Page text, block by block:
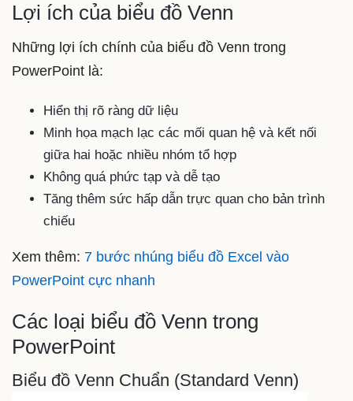
Lợi ích của biểu đồ Venn
Những lợi ích chính của biểu đồ Venn trong
PowerPoint là:
Hiển thị rõ ràng dữ liệu
Minh họa mạch lạc các mối quan hệ và kết nối
giữa hai hoặc nhiều nhóm tổ hợp
Không quá phức tạp và dễ tạo
Tăng thêm sức hấp dẫn trực quan cho bản trình
chiếu
Xem thêm: 7 bước nhúng biểu đồ Excel vào
PowerPoint cực nhanh
Các loại biểu đồ Venn trong
PowerPoint
Biểu đồ Venn Chuẩn (Standard Venn)